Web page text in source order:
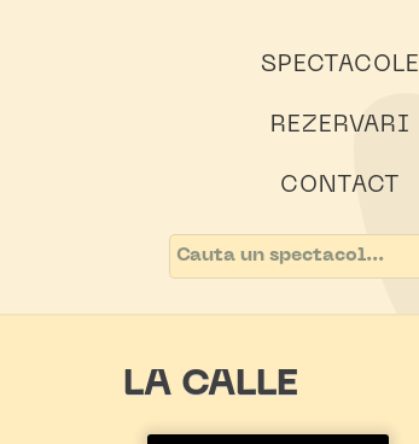
SPECTACOLE
REZERVARI
CONTACT
LA CALLE